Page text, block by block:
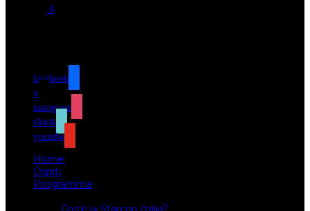
0
facebook
x
instagram
tiktok
youtube
Home
Ospiti
Programma